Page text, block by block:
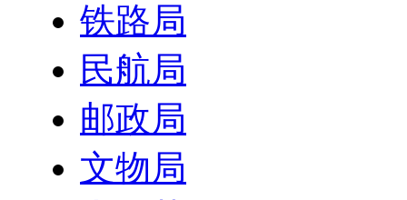
铁路局
民航局
邮政局
文物局